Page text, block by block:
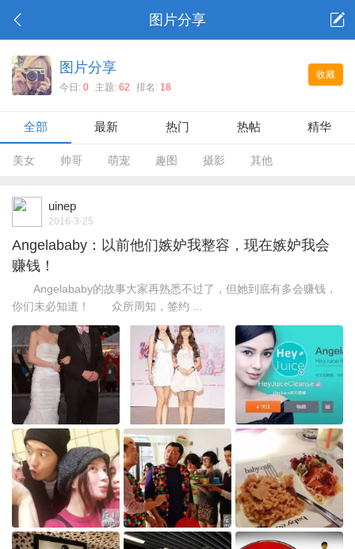
图片分享
收藏
图片分享
今日: 0 主题: 62 排名: 18
全部 最新 热门 热帖 精华
美女 帅哥 萌宠 趣图 摄影 其他
uinep
2016-3-25
Angelababy：以前他们嫉妒我整容，现在嫉妒我会
赚钱！
Angelababy的故事大家再熟悉不过了，但她到底有多会赚钱，
你们未必知道！ 众所周知，签约 ...